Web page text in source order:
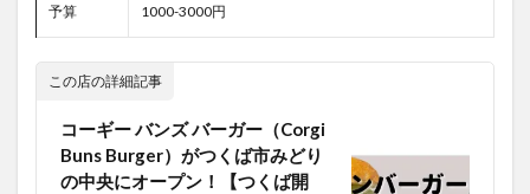
予算 1000-3000円
この店の詳細記事
コーギー バンズ バーガー（Corgi
Buns Burger）がつくば市みどり
の中央にオープン！【つくば開